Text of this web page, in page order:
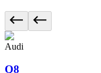
Audi
Q8